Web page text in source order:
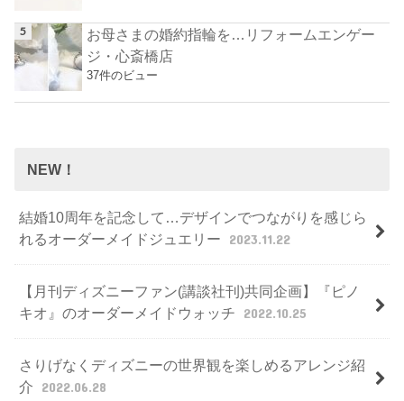
お母さまの婚約指輪を…リフォームエンゲー
ジ・心斎橋店
37件のビュー
NEW！
結婚10周年を記念して…デザインでつながりを感じら
れるオーダーメイドジュエリー
2023.11.22
【月刊ディズニーファン(講談社刊)共同企画】『ピノ
キオ』のオーダーメイドウォッチ
2022.10.25
さりげなくディズニーの世界観を楽しめるアレンジ紹
介
2022.06.28